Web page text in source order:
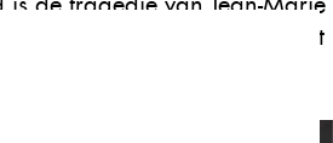
Wat is er gebeurd met